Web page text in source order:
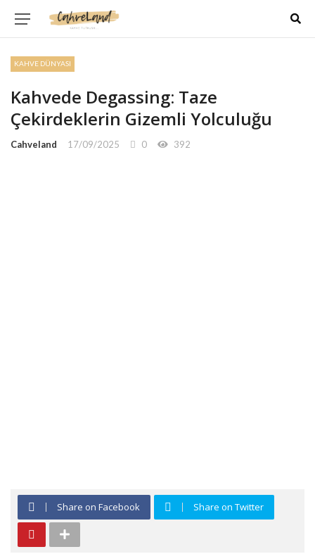
KAHVE DÜNYASI
Kahvede Degassing: Taze
Çekirdeklerin Gizemli Yolculuğu
Cahveland 17/09/2025 0 392
Share on Facebook Share on Twitter